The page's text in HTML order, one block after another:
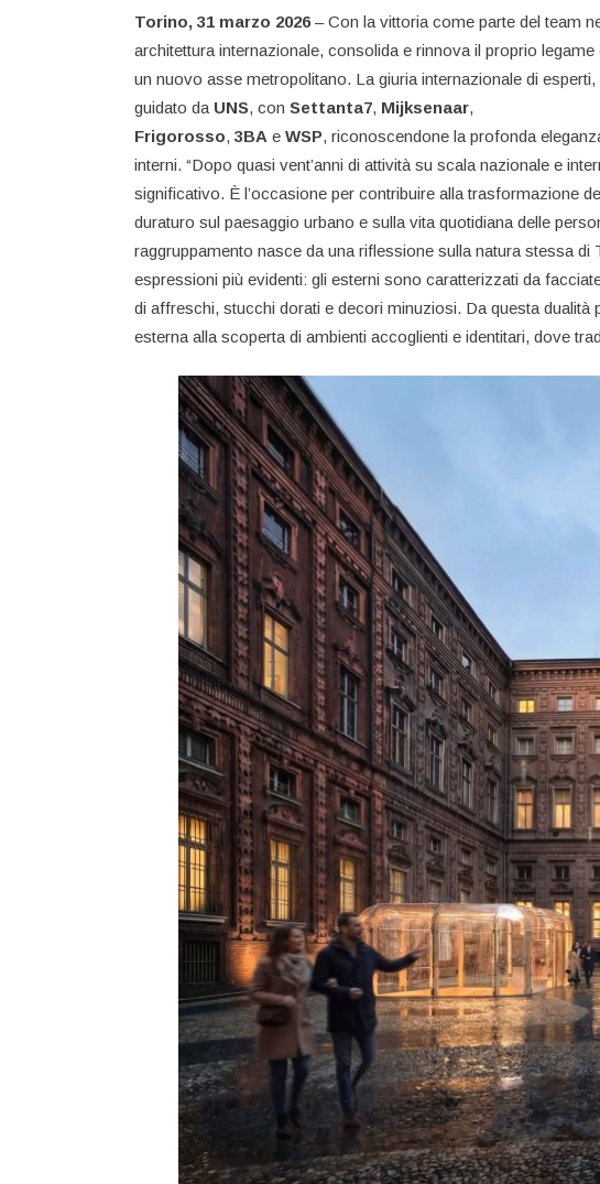
Torino, 31 marzo 2026 – Con la vittoria come parte del team
architettura internazionale, consolida e rinnova il proprio
un nuovo asse metropolitano. La giuria internazionale di
guidato da UNS, con Settanta7, Mijksenaar,
Frigorosso, 3BA e WSP, riconoscendone la profonda
interni. “Dopo quasi vent’anni di attività su scala nazionale e
significativo. È l’occasione per contribuire alla trasformazione
duraturo sul paesaggio urbano e sulla vita quotidiana delle
raggruppamento nasce da una riflessione sulla natura stessa
espressioni più evidenti: gli esterni sono caratterizzati da
di affreschi, stucchi dorati e decori minuziosi. Da questa
esterna alla scoperta di ambienti accoglienti e identitari, dove